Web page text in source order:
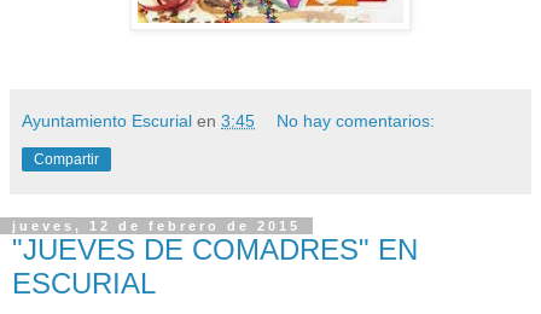
Ayuntamiento Escurial en 3:45 No hay comentarios:
Compartir
jueves, 12 de febrero de 2015
"JUEVES DE COMADRES" EN
ESCURIAL